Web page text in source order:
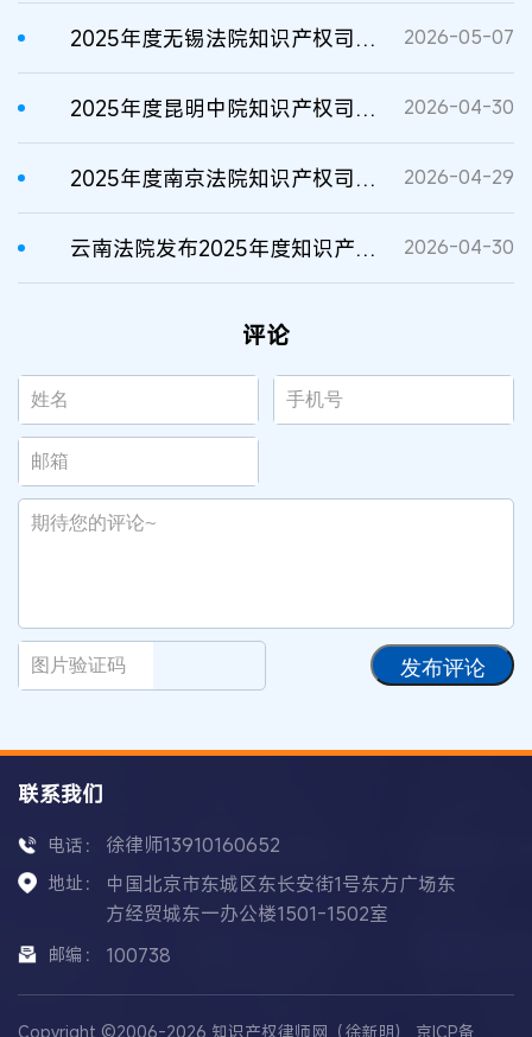
2025年度无锡法院知识产权司法保护十大案例 2026-05-07
2025年度昆明中院知识产权司法保护典型案例 2026-04-30
2025年度南京法院知识产权司法保护典型案例 2026-04-29
云南法院发布2025年度知识产权司法保护典型案例 2026-04-30
评论
发布评论
联系我们
电话： 徐律师13910160652
地址：
中国北京市东城区东长安街1号东方广场东
方经贸城东一办公楼1501-1502室
邮编： 100738
Copyright ©2006-2026 知识产权律师网（徐新明） 京ICP备